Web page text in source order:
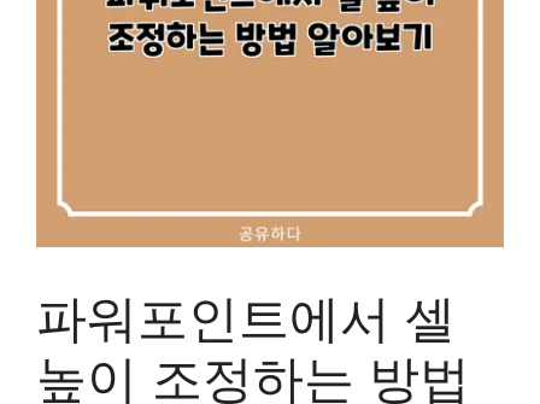
파워포인트에서 셀
높이 조정하는 방법